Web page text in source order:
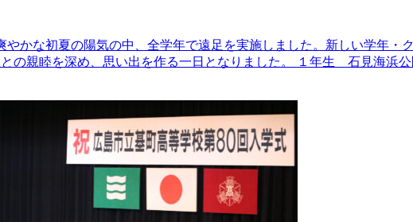
やかな初夏の陽気の中、全学年で遠足を実施しました。新しい学年・
の親睦を深め、思い出を作る一日となりました。 １年生 石見海浜